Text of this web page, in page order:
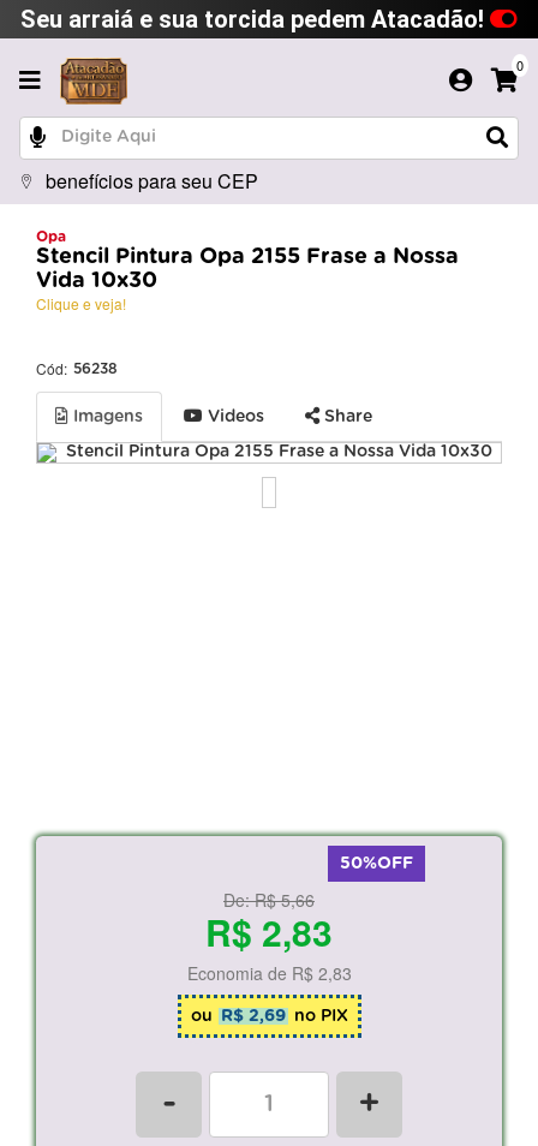
Seu arraiá e sua torcida pedem Atacadão!
0
benefícios para seu CEP
Opa
Stencil Pintura Opa 2155 Frase a Nossa
Vida 10x30
Clique e veja!
Cód: 56238
Imagens Videos Share
50%OFF
De:R$ 5,66
R$ 2,83
Economia de R$ 2,83
ou R$ 2,69 no PIX
- +